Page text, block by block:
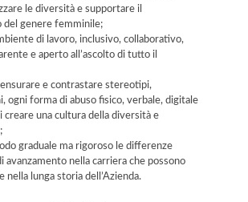
le diversità e supportare il
del genere femminile;
di lavoro, inclusivo, collaborativo,
e aperto all’ascolto di tutto il
e contrastare stereotipi,
ogni forma di abuso fisico, verbale, digitale
creare una cultura della diversità e
graduale ma rigoroso le differenze
avanzamento nella carriera che possono
nella lunga storia dell’Azienda.